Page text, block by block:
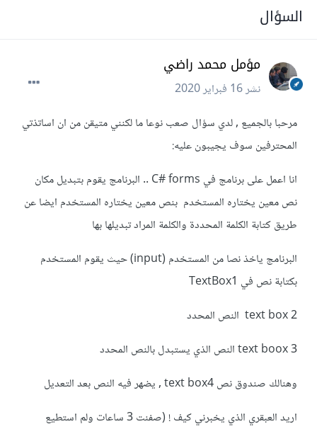
السؤال
مؤمل محمد راضي
نشر16 فبراير 2020
مرحبا بالجميع , لدي سؤال صعب نوعا ما لكنني متيقن من ان اساتذتي
المحترفين سوف يجيبون عليه:
انا اعمل على برنامج في C# forms .. البرنامج يقوم بتبديل مكان
نص معين يختاره المستخدم بنص معين يختاره المستخدم ايضا عن
طريق كتابة الكلمة المحددة والكلمة المراد تبديلها بها
البرنامج ياخذ نصا من المستخدم (input) حيث يقوم المستخدم
بكتابة نص في TextBox1
text box 2 النص المحدد
text boox 3 النص الذي يستبدل بالنص المحدد
وهنالك صندوق نص text box4 , يضهر فيه النص بعد التعديل
اريد العبقري الذي يخبرني كيف ! (صفنت 3 ساعات ولم استطيع